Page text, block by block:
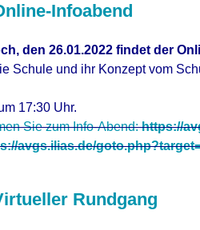
Infoabend
den 26.01.2022 findet der
Schule und ihr Konzept vom
17:30 Uhr.
Sie zum Info-Abend: https://
avgs.ilias.de/
Rundgang